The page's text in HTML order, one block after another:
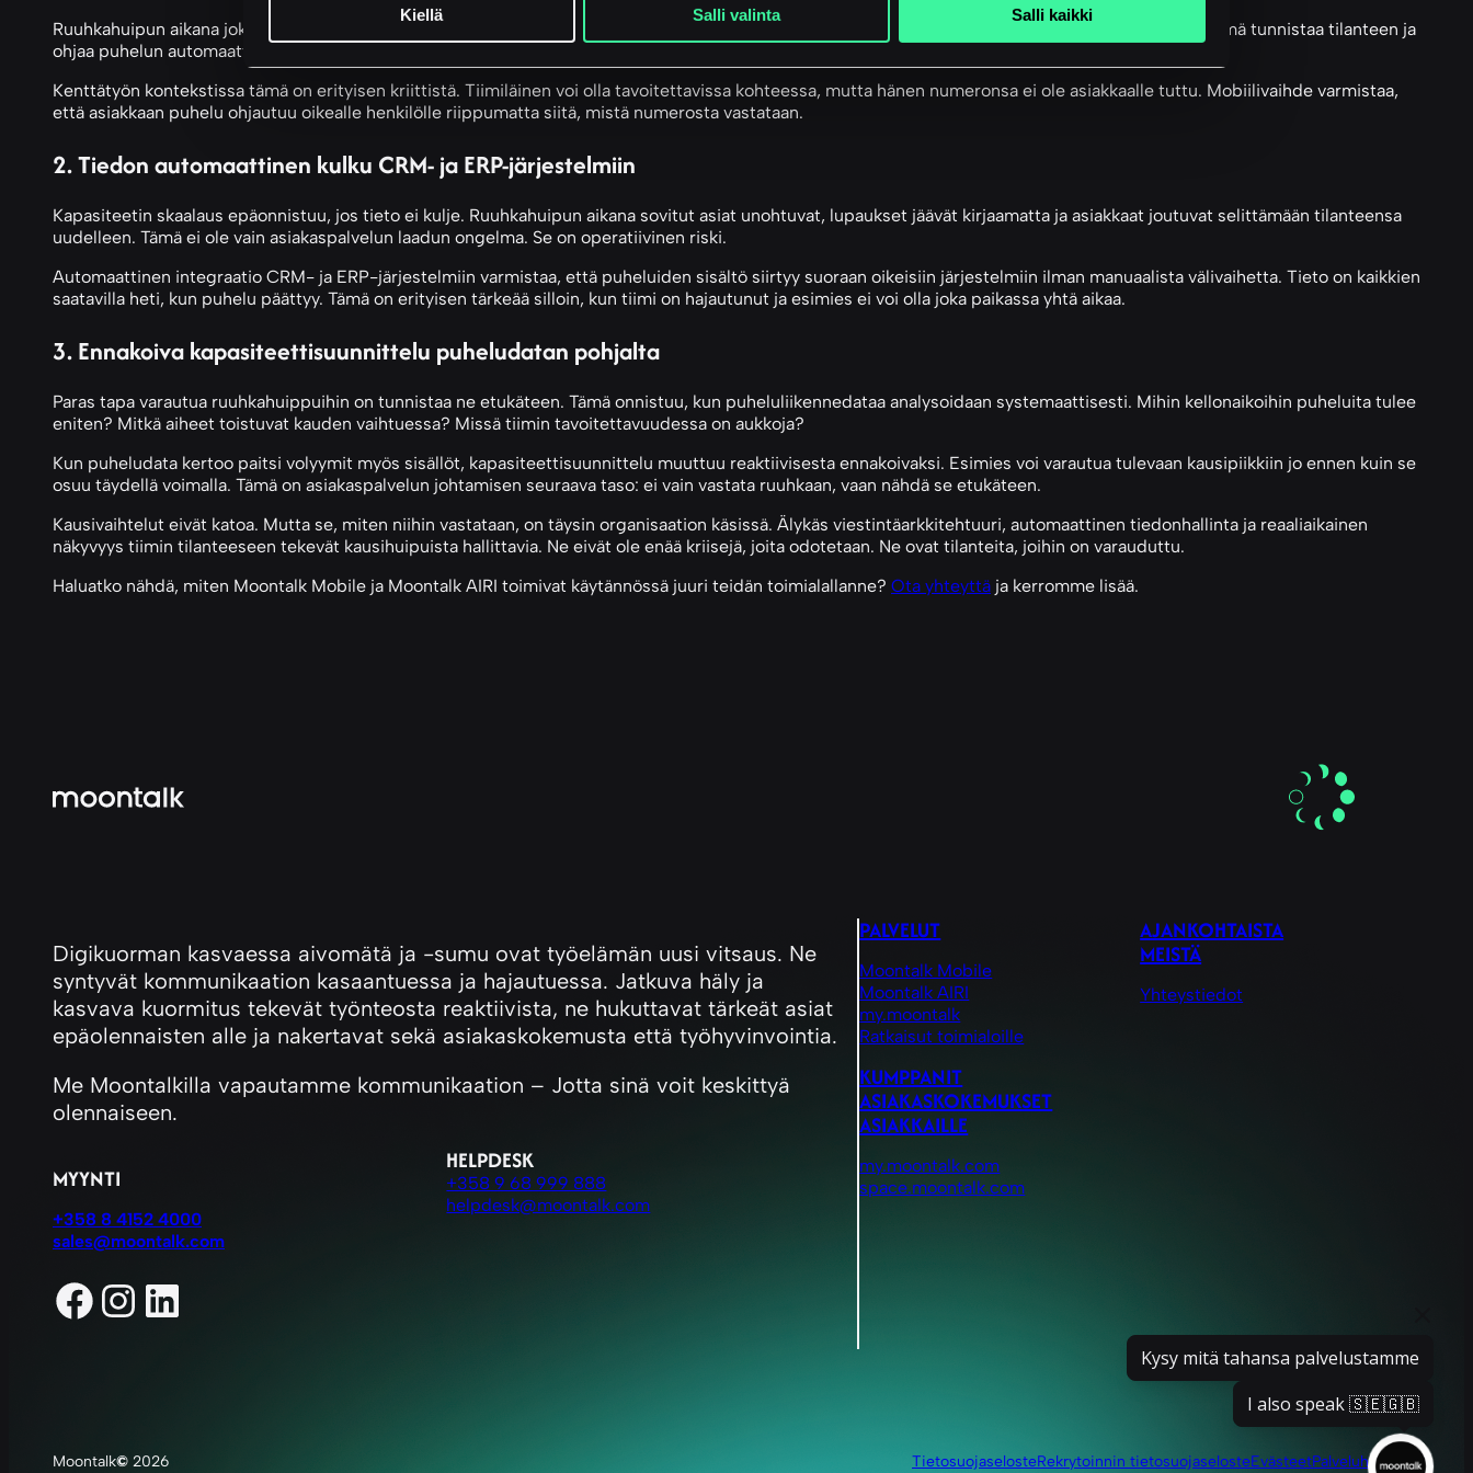
Kiellä Salli valinta Salli kaikki
Ruuhkahuipun aikana jokainen sekunti, jonka puhelu odottaa väärässä jonossa, on menetetty asiakaskokemus. Älykäs reititys tarkoittaa, että järjestelmä tunnistaa tilanteen ja
ohjaa puhelun automaattisesti sinne, missä siihen voidaan vastata. Tämä edellyttää reaaliaikaista tietoa tiimin tavoitettavuudesta, ei eilistä tilastoa.
Kenttätyön kontekstissa tämä on erityisen kriittistä. Tiimiläinen voi olla tavoitettavissa kohteessa, mutta hänen numeronsa ei ole asiakkaalle tuttu. Mobiilivaihde varmistaa,
että asiakkaan puhelu ohjautuu oikealle henkilölle riippumatta siitä, mistä numerosta vastataan.
2. Tiedon automaattinen kulku CRM- ja ERP-järjestelmiin
Kapasiteetin skaalaus epäonnistuu, jos tieto ei kulje. Ruuhkahuipun aikana sovitut asiat unohtuvat, lupaukset jäävät kirjaamatta ja asiakkaat joutuvat selittämään tilanteensa
uudelleen. Tämä ei ole vain asiakaspalvelun laadun ongelma. Se on operatiivinen riski.
Automaattinen integraatio CRM- ja ERP-järjestelmiin varmistaa, että puheluiden sisältö siirtyy suoraan oikeisiin järjestelmiin ilman manuaalista välivaihetta. Tieto on kaikkien
saatavilla heti, kun puhelu päättyy. Tämä on erityisen tärkeää silloin, kun tiimi on hajautunut ja esimies ei voi olla joka paikassa yhtä aikaa.
3. Ennakoiva kapasiteettisuunnittelu puheludatan pohjalta
Paras tapa varautua ruuhkahuippuihin on tunnistaa ne etukäteen. Tämä onnistuu, kun puheluliikennedataa analysoidaan systemaattisesti. Mihin kellonaikoihin puheluita tulee
eniten? Mitkä aiheet toistuvat kauden vaihtuessa? Missä tiimin tavoitettavuudessa on aukkoja?
Kun puheludata kertoo paitsi volyymit myös sisällöt, kapasiteettisuunnittelu muuttuu reaktiivisesta ennakoivaksi. Esimies voi varautua tulevaan kausipiikkiin jo ennen kuin se
osuu täydellä voimalla. Tämä on asiakaspalvelun johtamisen seuraava taso: ei vain vastata ruuhkaan, vaan nähdä se etukäteen.
Kausivaihtelut eivät katoa. Mutta se, miten niihin vastataan, on täysin organisaation käsissä. Älykäs viestintäarkkitehtuuri, automaattinen tiedonhallinta ja reaaliaikainen
näkyvyys tiimin tilanteeseen tekevät kausihuipuista hallittavia. Ne eivät ole enää kriisejä, joita odotetaan. Ne ovat tilanteita, joihin on varauduttu.
Haluatko nähdä, miten Moontalk Mobile ja Moontalk AIRI toimivat käytännössä juuri teidän toimialallanne? Ota yhteyttä ja kerromme lisää.
Digikuorman kasvaessa aivomätä ja -sumu ovat työelämän uusi vitsaus. Ne
syntyvät kommunikaation kasaantuessa ja hajautuessa. Jatkuva häly ja
kasvava kuormitus tekevät työnteosta reaktiivista, ne hukuttavat tärkeät asiat
epäolennaisten alle ja nakertavat sekä asiakaskokemusta että työhyvinvointia.
Me Moontalkilla vapautamme kommunikaation – Jotta sinä voit keskittyä
olennaiseen.
MYYNTI
+358 8 4152 4000
sales@moontalk.com
Facebook Instagram LinkedIn
HELPDESK
+358 9 68 999 888
helpdesk@moontalk.com
PALVELUT
Moontalk Mobile
Moontalk AIRI
my.moontalk
Ratkaisut toimialoille
KUMPPANIT
ASIAKASKOKEMUKSET
ASIAKKAILLE
my.moontalk.com
space.moontalk.com
AJANKOHTAISTA
MEISTÄ
Yhteystiedot
Moontalk© 2026 TietosuojaselosteRekrytoinnin tietosuojaselosteEvästeetPalveluhinnasto
Kysy mitä tahansa palvelustamme
I also speak 🇸🇪🇬🇧